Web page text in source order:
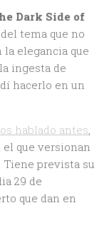
Dark Side of
tema que no
elegancia que
ingesta de
hacerlo en un
hablado antes,
que versionan
. Tiene prevista su
29 de
que dan en